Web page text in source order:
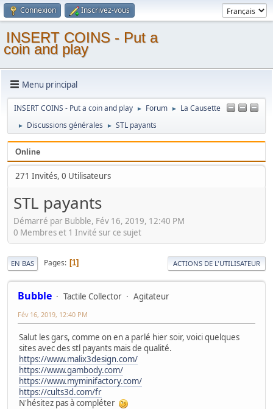
Connexion Inscrivez-vous
INSERT COINS - Put a
coin and play
Menu principal
INSERT COINS - Put a coin and play ► Forum ► La Causette
► Discussions générales ► STL payants
Online
271 Invités, 0 Utilisateurs
STL payants
Démarré par Bubble, Fév 16, 2019, 12:40 PM
0 Membres et 1 Invité sur ce sujet
EN BAS Pages 1 ACTIONS DE L'UTILISATEUR
Bubble Tactile Collector Agitateur
Fév 16, 2019, 12:40 PM
Salut les gars, comme on en a parlé hier soir, voici quelques
sites avec des stl payants mais de qualité.
https://www.malix3design.com/
https://www.gambody.com/
https://www.myminifactory.com/
https://cults3d.com/fr
N'hésitez pas à compléter